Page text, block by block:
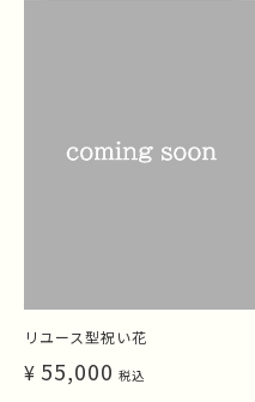
リユース型祝い花
¥ 55,000 税込